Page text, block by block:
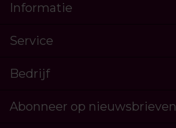
Informatie
Service
Bedrijf
Abonneer op nieuwsbrieven